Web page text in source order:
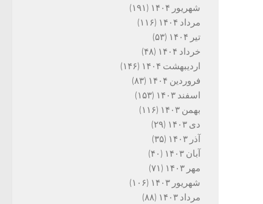
شهریور ۱۴۰۴
(۱۹۱)
مرداد ۱۴۰۴
(۱۱۶)
تیر ۱۴۰۴
(۵۳)
خرداد ۱۴۰۴
(۴۸)
اردیبهشت ۱۴۰۴
(۱۴۶)
فروردین ۱۴۰۴
(۸۳)
اسفند ۱۴۰۳
(۱۵۳)
بهمن ۱۴۰۳
(۱۱۶)
دی ۱۴۰۳
(۲۹)
آذر ۱۴۰۳
(۳۵)
آبان ۱۴۰۳
(۴۰)
مهر ۱۴۰۳
(۷۱)
شهریور ۱۴۰۳
(۱۰۶)
مرداد ۱۴۰۳
(۸۸)